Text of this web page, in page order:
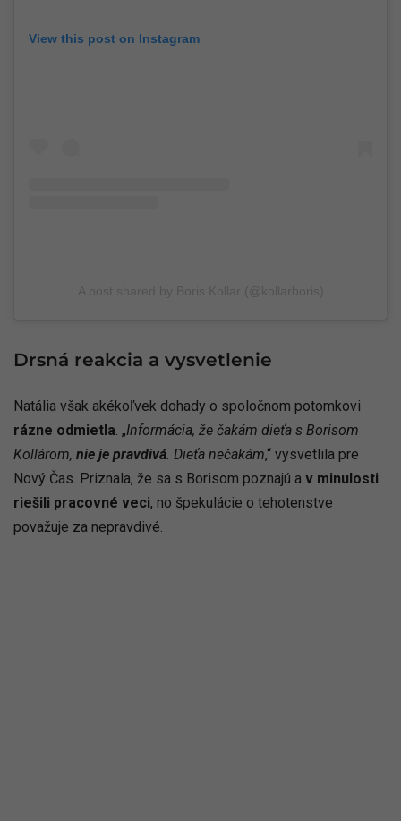
View this post on Instagram
Drsná reakcia a vysvetlenie
Natália však akékoľvek dohady o spoločnom potomkovi
rázne odmietla . „Informácia, že čakám dieťa s Borisom
Kollárom, nie je pravdivá . Dieťa nečakám,“ vysvetlila pre
Nový Čas. Priznala, že sa s Borisom poznajú a v minulosti
riešili pracovné veci, no špekulácie o tehotenstve
považuje za nepravdivé.